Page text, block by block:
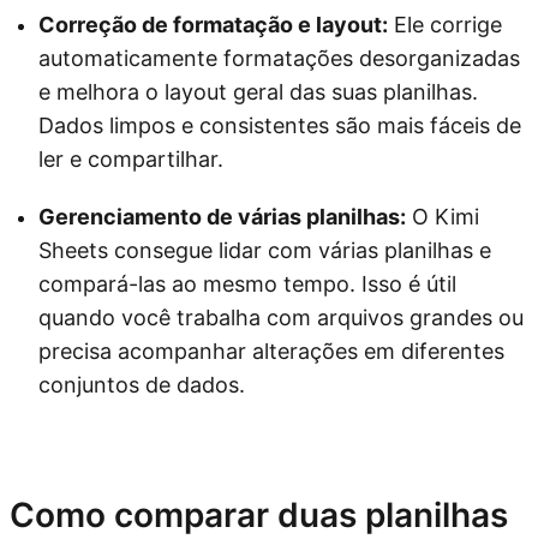
Correção de formatação e layout: Ele corrige
automaticamente formatações desorganizadas
e melhora o layout geral das suas planilhas.
Dados limpos e consistentes são mais fáceis de
ler e compartilhar.
Gerenciamento de várias planilhas: O Kimi
Sheets consegue lidar com várias planilhas e
compará-las ao mesmo tempo. Isso é útil
quando você trabalha com arquivos grandes ou
precisa acompanhar alterações em diferentes
conjuntos de dados.
Como comparar duas planilhas